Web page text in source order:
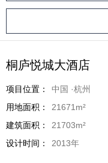
桐庐悦城大酒店
项目位置：
中国 ·杭州
用地面积：
21671m²
建筑面积：
21703m²
设计时间：
2013年